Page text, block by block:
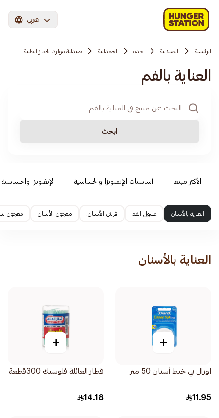
عربي
الرئيسية الصيدلية جده الحمدانية صيدلية موارد الحجاز الطبية
العناية بالفم
ابحث
الأكثر مبيعا أساسيات الإنفلونزا والحساسية الإنفلونزا والحساسية
العناية بالأسنان غسول الفم فرش الأسنان. معجون الأسنان معجون
العناية بالأسنان
+
اورال بي خيط أسنان 50 متر
11.95
+
قطار العائلة فلوستك 300قطعة
14.18